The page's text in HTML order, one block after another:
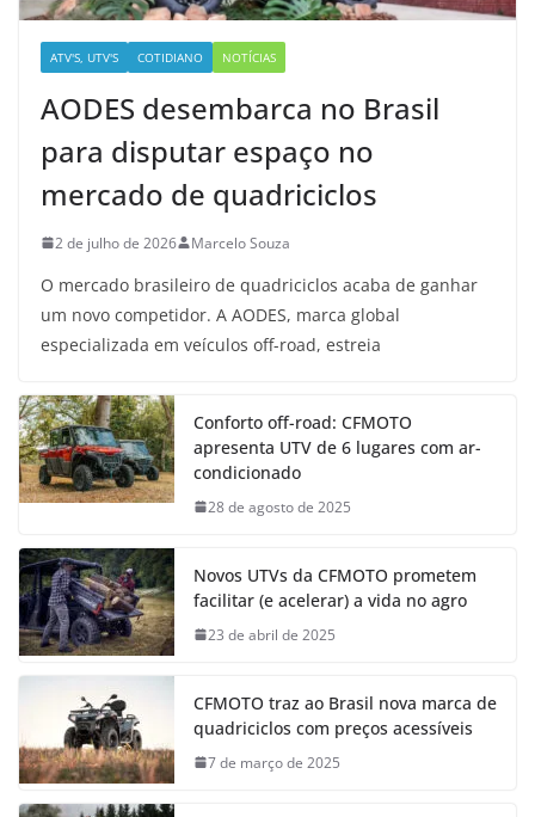
ATV'S, UTV'S COTIDIANO NOTÍCIAS
AODES desembarca no Brasil
para disputar espaço no
mercado de quadriciclos
2 de julho de 2026 Marcelo Souza
O mercado brasileiro de quadriciclos acaba de ganhar
um novo competidor. A AODES, marca global
especializada em veículos off-road, estreia
Conforto off-road: CFMOTO
apresenta UTV de 6 lugares com ar-
condicionado
28 de agosto de 2025
Novos UTVs da CFMOTO prometem
facilitar (e acelerar) a vida no agro
23 de abril de 2025
CFMOTO traz ao Brasil nova marca de
quadriciclos com preços acessíveis
7 de março de 2025